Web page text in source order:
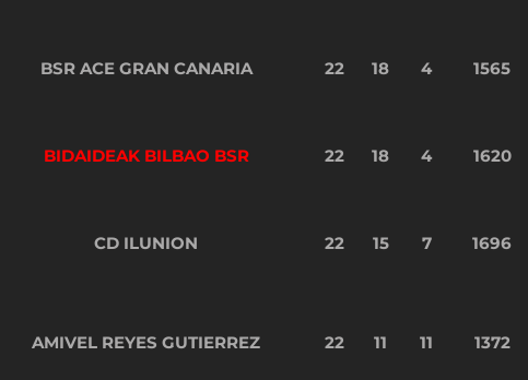
BSR ACE GRAN CANARIA 22 18 4 1565
BIDAIDEAK BILBAO BSR 22 18 4 1620
CD ILUNION 22 15 7 1696
AMIVEL REYES GUTIERREZ 22 11 11 1372